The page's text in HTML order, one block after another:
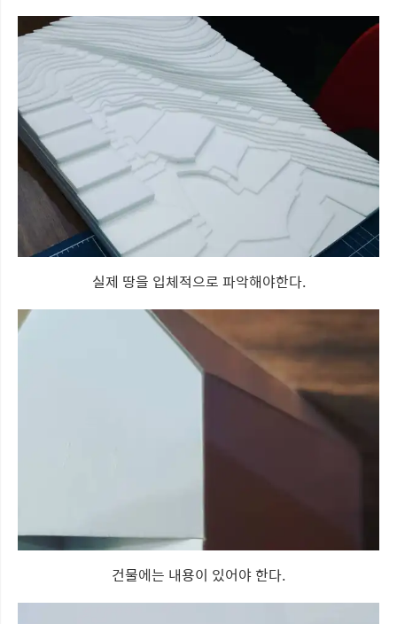
실제 땅을 입체적으로 파악해야한다.
건물에는 내용이 있어야 한다.